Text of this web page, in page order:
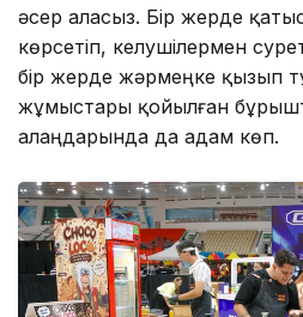
әсер аласыз. Бір жерде
көрсетіп, келушілермен
бір жерде жәрмеңке қызып
жұмыстары қойылған
алаңдарында да адам көп.